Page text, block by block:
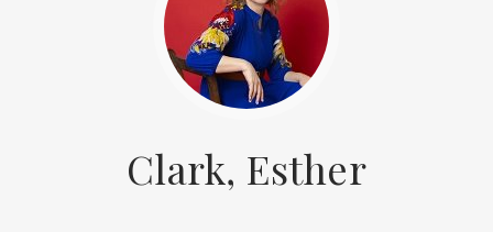
Clark, Esther